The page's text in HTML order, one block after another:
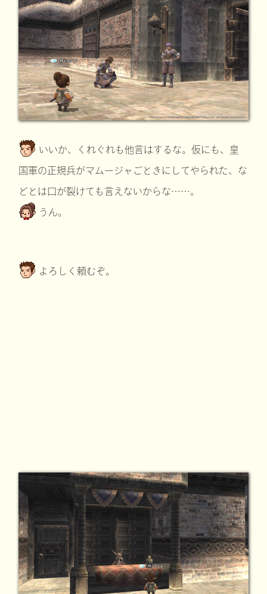
いいか、くれぐれも他言はするな。仮にも、皇
国軍の正規兵がマムージャごときにしてやられた、な
どとは口が裂けても言えないからな……。
うん。
よろしく頼むぞ。